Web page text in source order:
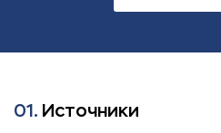
01. Источники